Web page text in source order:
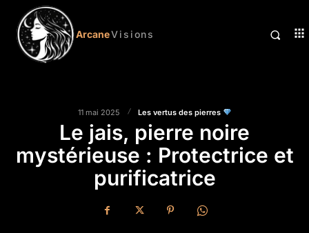
ArcaneVisions
11 mai 2025 Les vertus des pierres
Le jais, pierre noire
mystérieuse : Protectrice et
purificatrice